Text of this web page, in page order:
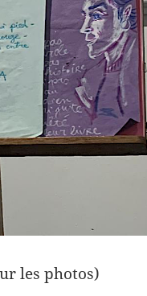
les photos)